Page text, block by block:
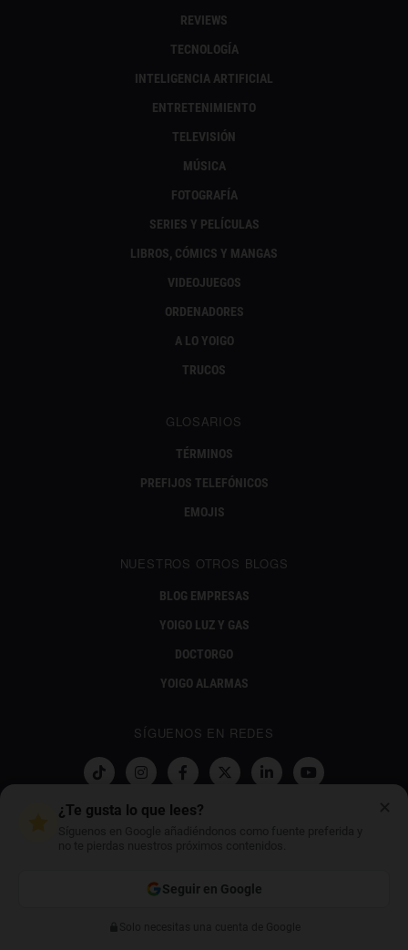
REVIEWS
TECNOLOGÍA
INTELIGENCIA ARTIFICIAL
ENTRETENIMIENTO
TELEVISIÓN
MÚSICA
FOTOGRAFÍA
SERIES Y PELÍCULAS
LIBROS, CÓMICS Y MANGAS
VIDEOJUEGOS
ORDENADORES
A LO YOIGO
TRUCOS
GLOSARIOS
TÉRMINOS
PREFIJOS TELEFÓNICOS
EMOJIS
NUESTROS OTROS BLOGS
BLOG EMPRESAS
YOIGO LUZ Y GAS
DOCTORGO
YOIGO ALARMAS
SÍGUENOS EN REDES
¿Te gusta lo que lees?
Seguir en Google